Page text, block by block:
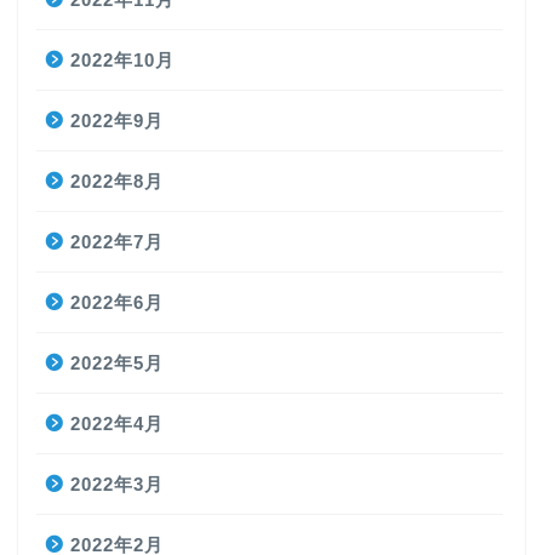
2022年10月
2022年9月
2022年8月
2022年7月
2022年6月
2022年5月
2022年4月
2022年3月
2022年2月